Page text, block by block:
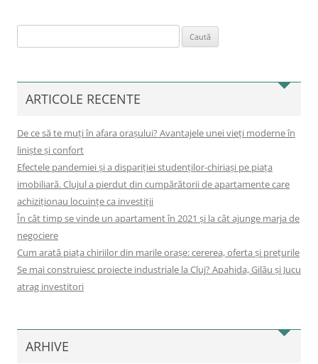
după:
ARTICOLE RECENTE
De ce să te muți în afara orașului? Avantajele unei vieți moderne în
liniște și confort
Efectele pandemiei și a dispariției studenților-chiriași pe piața
imobiliară. Clujul a pierdut din cumpărătorii de apartamente care
achiziționau locuințe ca investiții
În cât timp se vinde un apartament în 2021 și la cât ajunge marja de
negociere
Cum arată piața chiriilor din marile orașe: cererea, oferta și prețurile
Se mai construiesc proiecte industriale la Cluj? Apahida, Gilău și Jucu
atrag investitori
ARHIVE